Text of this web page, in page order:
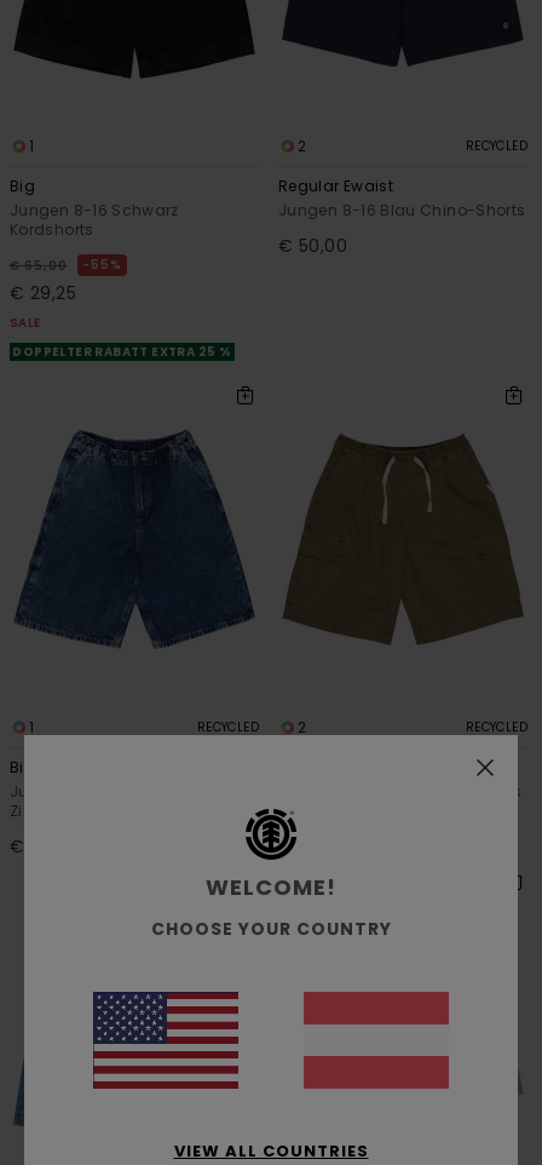
1
Big
Jungen 8-16 Schwarz
Kordshorts
€ 65,00 55%
€ 29,25
SALE
DOPPELTER RABATT EXTRA 25 %
2 RECYCLED
Regular Ewaist
Jungen 8-16 Blau Chino-Shorts
€ 50,00
1 RECYCLED
Big
Jungen 8-16 Blau
Zimmermann-Shorts
€ 70,00
2 RECYCLED
Jungen 8-16 Grün Cargoshorts
€ 65,00
WELCOME!
CHOOSE YOUR COUNTRY
VIEW ALL COUNTRIES